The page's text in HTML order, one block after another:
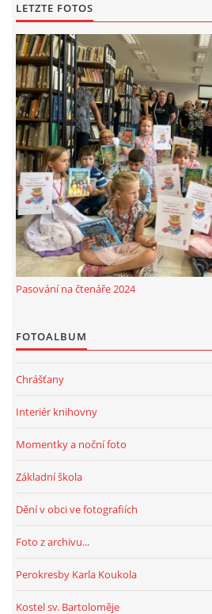
LETZTE FOTOS
Pasování na čtenáře 2024
FOTOALBUM
Chrášťany
Interiér knihovny
Momentky a noční foto
Základní škola
Dění v obci ve fotografiích
Foto z archivu...
Perokresby Karla Koukola
Kostel sv. Bartoloměje